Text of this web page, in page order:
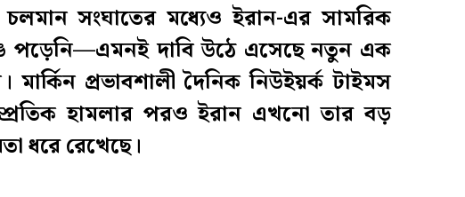
চলমান সংঘাতের মধ্যেও ইরান-এর সামরিক
পড়েনি—এমনই দাবি উঠে এসেছে নতুন এক
মার্কিন প্রভাবশালী দৈনিক নিউইয়র্ক টাইমস
হামলার পরও ইরান এখনো তার বড়
ধরে রেখেছে।